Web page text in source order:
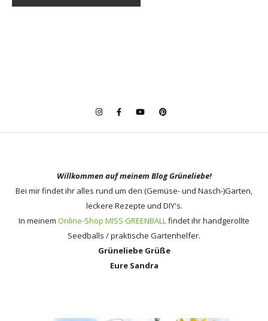
Willkommen auf meinem Blog Grüneliebe!
Bei mir findet ihr alles rund um den (Gemüse- und Nasch-)Garten,
leckere Rezepte und DIY's.
In meinem Online-Shop MISS GREENBALLfindet ihr handgerollte
Seedballs / praktische Gartenhelfer.
Grüneliebe Grüße
Eure Sandra